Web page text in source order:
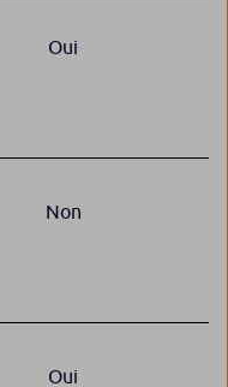
Oui
Non
Oui